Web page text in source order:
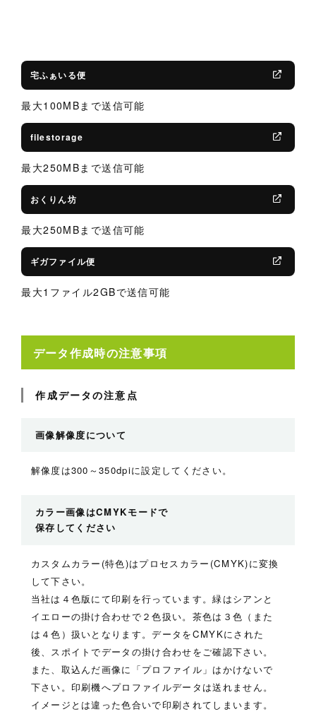
宅ふぁいる便
最大100MBまで送信可能
filestorage
最大250MBまで送信可能
おくりん坊
最大250MBまで送信可能
ギガファイル便
最大1ファイル2GBで送信可能
データ作成時の注意事項
作成データの注意点
画像解像度について
解像度は300～350dpiに設定してください。
カラー画像はCMYKモードで
保存してください
カスタムカラー(特色)はプロセスカラー(CMYK)に変換
して下さい。
当社は４色版にて印刷を行っています。緑はシアンと
イエローの掛け合わせで２色扱い。茶色は３色（また
は４色）扱いとなります。データをCMYKにされた
後、スポイトでデータの掛け合わせをご確認下さい。
また、取込んだ画像に「プロファイル」はかけないで
下さい。印刷機へプロファイルデータは送れません。
イメージとは違った色合いで印刷されてしまいます。